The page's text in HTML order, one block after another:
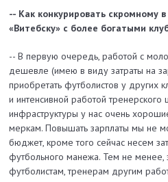
-- Как конкурировать скромному
«Витебску» с более богатыми
-- В первую очередь, работой с
дешевле (имею в виду затраты на
приобретать футболистов у
и интенсивной работой тренерского
инфраструктуры у нас очень
меркам. Повышать зарплаты мы не
бюджет, кроме того сейчас несем
футбольного манежа. Тем не менее,
футболистам, тренерам другим